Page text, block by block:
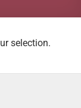
selection.